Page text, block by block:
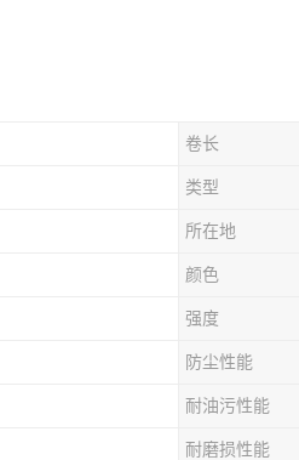
卷长
类型
所在地
颜色
强度
防尘性能
耐油污性能
耐磨损性能